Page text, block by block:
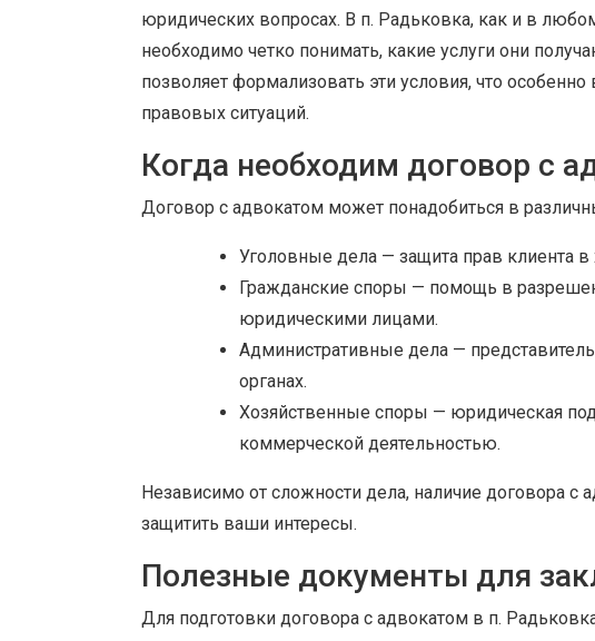
юридических вопросах. В п. Радьковка, как и в
необходимо четко понимать, какие услуги они
позволяет формализовать эти условия, что
правовых ситуаций.
Когда необходим договор с
Договор с адвокатом может понадобиться в
Уголовные дела — защита прав клиента в
Гражданские споры — помощь в
юридическими лицами.
Административные дела —
органах.
Хозяйственные споры — юридическая
коммерческой деятельностью.
Независимо от сложности дела, наличие договора
защитить ваши интересы.
Полезные документы для
Для подготовки договора с адвокатом в п.